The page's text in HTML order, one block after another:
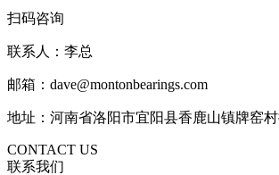
扫码咨询
联系人：李总
邮箱：dave@montonbearings.com
地址：河南省洛阳市宜阳县香鹿山镇牌窑
CONTACT US
联系我们